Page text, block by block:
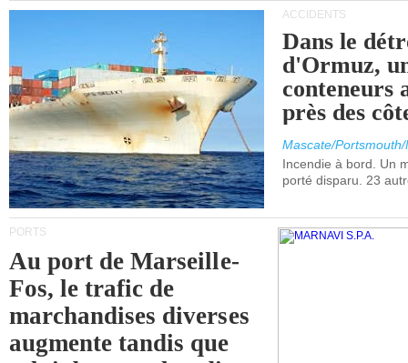
ACCIDENTS
Dans le
d'Ormuz,
conteneurs
près des
Mascate/
Incendie à bord. Un
porté disparu. 23
PORTS
Au port de Marseille-
Fos, le trafic de
marchandises diverses
augmente tandis que